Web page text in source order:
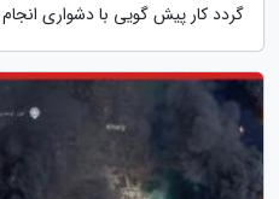
گردد کار پیش گویی با دشواری